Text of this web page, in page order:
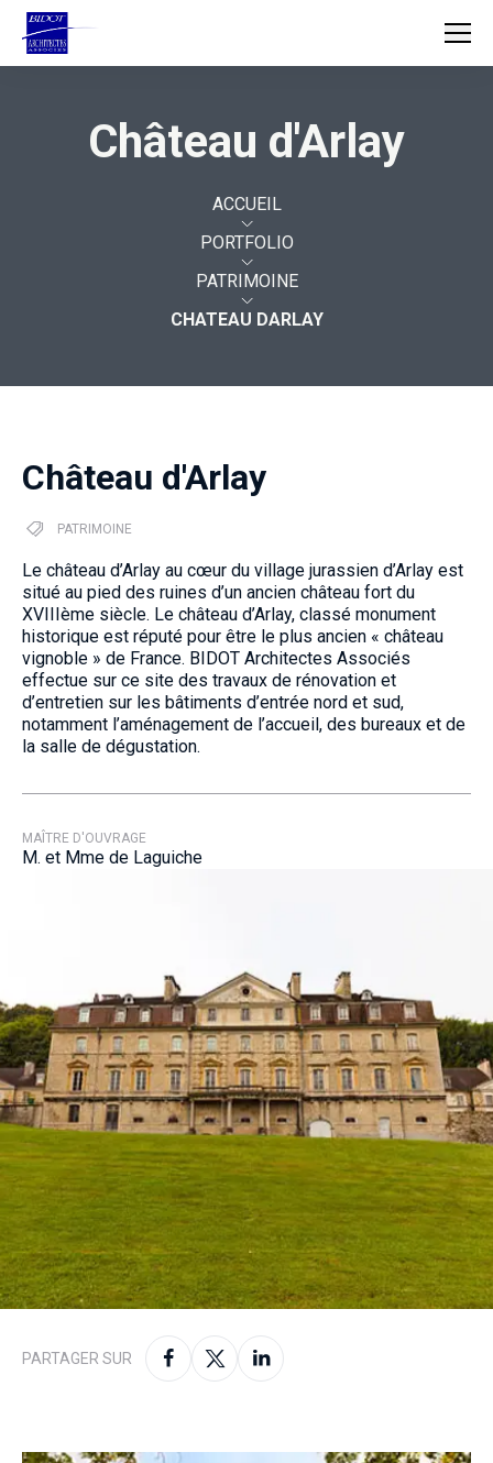
ACCUEILChâteau d'Arlay
ACCUEIL
PORTFOLIO
PATRIMOINE
CHATEAU DARLAY
Château d'Arlay
PATRIMOINE
Le château d’Arlay au cœur du village jurassien d’Arlay est
situé au pied des ruines d’un ancien château fort du
XVIIIème siècle. Le château d’Arlay, classé monument
historique est réputé pour être le plus ancien « château
vignoble » de France. BIDOT Architectes Associés
effectue sur ce site des travaux de rénovation et
d’entretien sur les bâtiments d’entrée nord et sud,
notamment l’aménagement de l’accueil, des bureaux et de
la salle de dégustation.
MAÎTRE D'OUVRAGE
M. et Mme de Laguiche
PARTAGER SUR